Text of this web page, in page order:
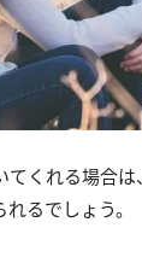
てくれる場合は
るでしょう。